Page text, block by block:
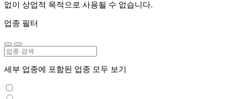
없이 상업적 목적으로 사용될 수 없습니다.
업종 필터
세부 업종에 포함된 업종 모두 보기